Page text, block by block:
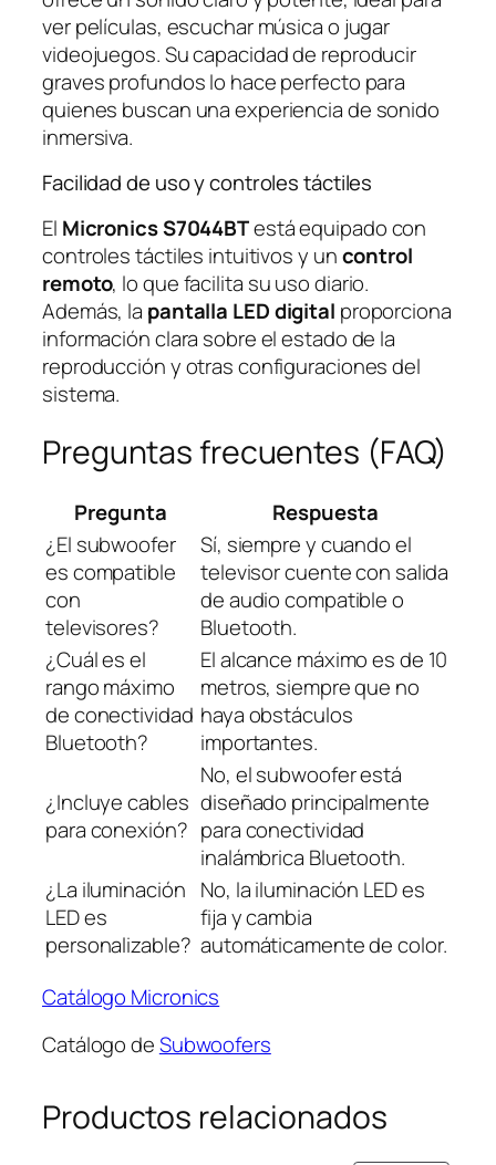
ver películas, escuchar música o jugar
videojuegos. Su capacidad de reproducir
graves profundos lo hace perfecto para
quienes buscan una experiencia de sonido
inmersiva.
Facilidad de uso y controles táctiles
El Micronics S7044BTestá equipado con
controles táctiles intuitivos y uncontrol
remoto, lo que facilita su uso diario.
Además, la pantalla LED digital proporciona
información clara sobre el estado de la
reproducción y otras configuraciones del
sistema.
Preguntas frecuentes (FAQ)
Pregunta
Respuesta
¿El subwoofer
es compatible
con
televisores?
Sí, siempre y cuando el
televisor cuente con salida
de audio compatible o
Bluetooth.
¿Cuál es el
rango máximo
de conectividad
Bluetooth?
El alcance máximo es de 10
metros, siempre que no
haya obstáculos
importantes.
¿Incluye cables
para conexión?
No, el subwoofer está
diseñado principalmente
para conectividad
inalámbrica Bluetooth.
¿La iluminación
LED es
personalizable?
No, la iluminación LED es
fija y cambia
automáticamente de color.
Catálogo Micronics
Catálogo deSubwoofers
Productos relacionados